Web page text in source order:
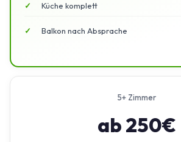
Küche komplett
Balkon nach Absprache
5+ Zimmer
ab 250€